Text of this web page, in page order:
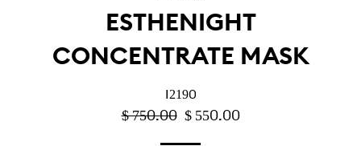
ESTHENIGHT
CONCENTRATE MASK
I2190
PRECIO
$ 750.00 PRECIO
$ 550.00